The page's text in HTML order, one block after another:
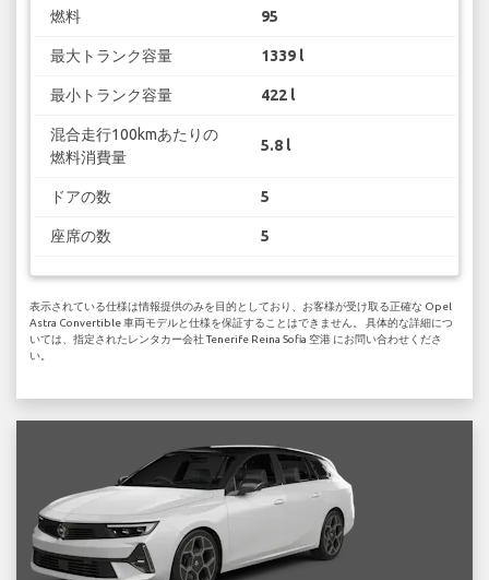
燃料 95
最大トランク容量 1339 l
最小トランク容量 422 l
混合走行100kmあたりの
燃料消費量
5.8 l
ドアの数 5
座席の数 5
表示されている仕様は情報提供のみを目的としており、お客様が受け取る正確な Opel
Astra Convertible 車両モデルと仕様を保証することはできません。 具体的な詳細につ
いては、指定されたレンタカー会社 Tenerife Reina Sofia 空港 にお問い合わせくださ
い。